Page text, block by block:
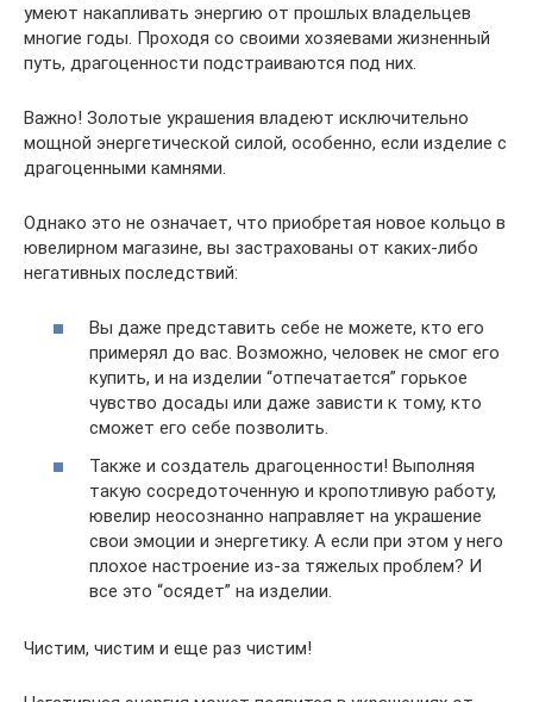
умеют накапливать энергию от прошлых владельцев
многие годы. Проходя со своими хозяевами жизненный
путь, драгоценности подстраиваются под них.
Важно! Золотые украшения владеют исключительно
мощной энергетической силой, особенно, если изделие с
драгоценными камнями.
Однако это не означает, что приобретая новое кольцо в
ювелирном магазине, вы застрахованы от каких-либо
негативных последствий:
Вы даже представить себе не можете, кто его
примерял до вас. Возможно, человек не смог его
купить, и на изделии “отпечатается” горькое
чувство досады или даже зависти к тому, кто
сможет его себе позволить.
Также и создатель драгоценности! Выполняя
такую сосредоточенную и кропотливую работу,
ювелир неосознанно направляет на украшение
свои эмоции и энергетику. А если при этом у него
плохое настроение из-за тяжелых проблем? И
все это “осядет” на изделии.
Чистим, чистим и еще раз чистим!